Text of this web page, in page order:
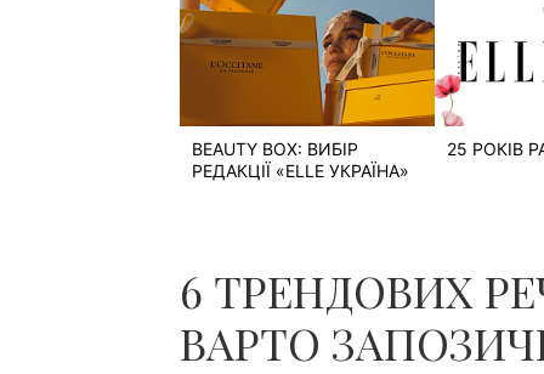
BEAUTY BOX: ВИБІР
РЕДАКЦІЇ «ELLE УКРАЇНА»
25 РОКІВ
6 ТРЕНДОВИХ
ВАРТО